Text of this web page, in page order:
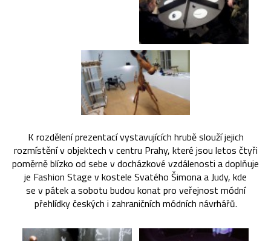
K rozdělení prezentací vystavujících hrubě slouží jejich
rozmístění v objektech v centru Prahy, které jsou letos čtyři
poměrně blízko od sebe v docházkové vzdálenosti a doplňuje
je Fashion Stage v kostele Svatého Šimona a Judy, kde
se v pátek a sobotu budou konat pro veřejnost módní
přehlídky českých i zahraničních módních návrhářů.